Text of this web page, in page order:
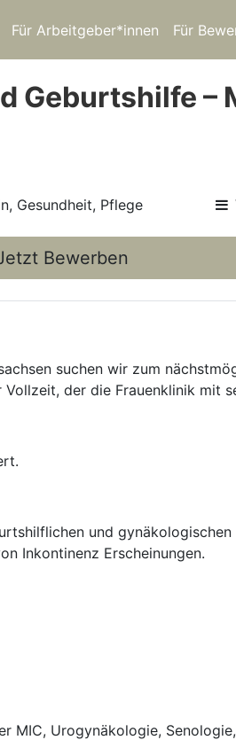
Für Arbeitgeber*innen Für
Geburtshilfe –
Gesundheit, Pflege
Bewerben
suchen wir zum
der die Frauenklinik mit
und
Inkontinenz Erscheinungen.
MIC, Urogynäkologie,